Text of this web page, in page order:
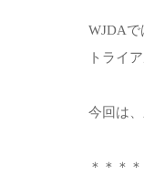
WJDAで
トライ
今回は
＊＊＊＊